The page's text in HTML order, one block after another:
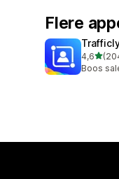
Flere
4,6av 5
Totalt
Boos